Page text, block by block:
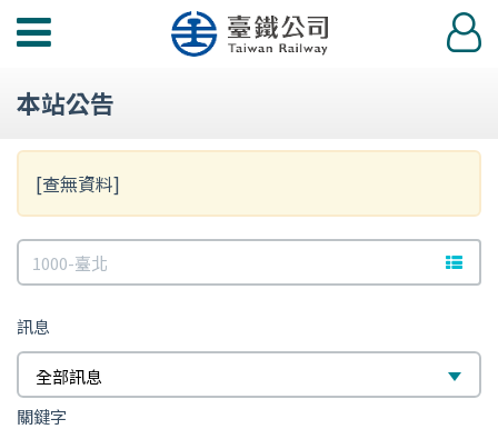
功
選
登
入
本站公告
[查無資料]
文字
訊息
全部訊息
關鍵字